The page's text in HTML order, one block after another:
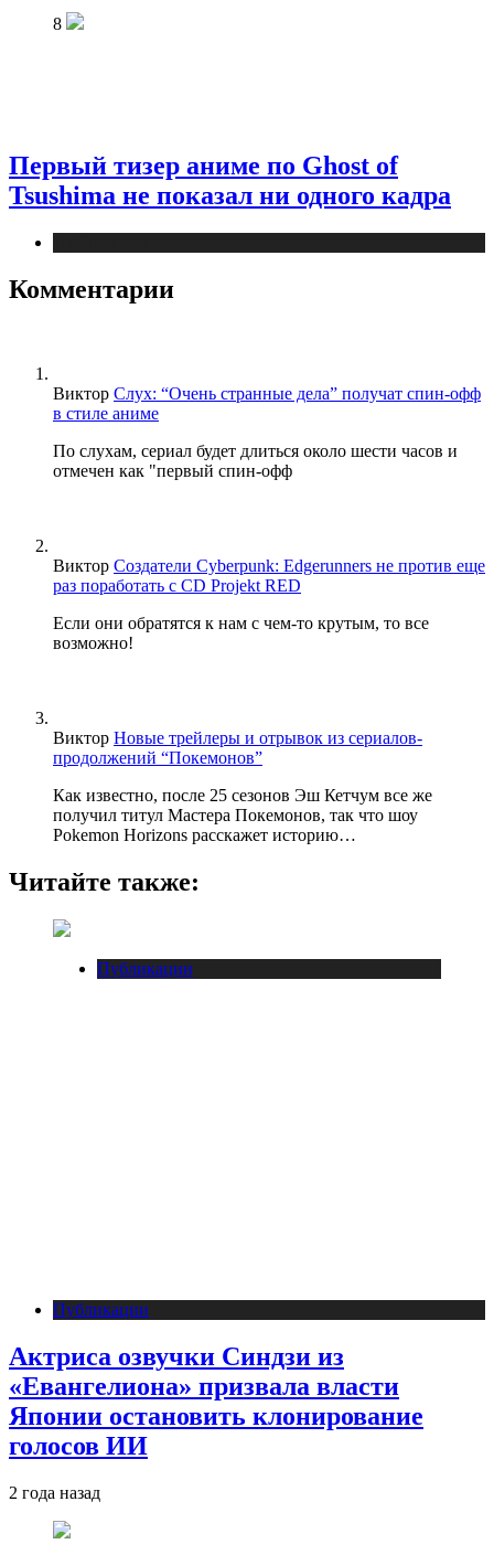
8
Первый тизер аниме по Ghost of
Tsushima не показал ни одного кадра
Комментарии
Виктор Слух: “Очень странные дела” получат спин-офф
в стиле аниме
По слухам, сериал будет длиться около шести часов и
отмечен как "первый спин-офф
Виктор Создатели Cyberpunk: Edgerunners не против еще
раз поработать с CD Projekt RED
Если они обратятся к нам с чем-то крутым, то все
возможно!
Виктор Новые трейлеры и отрывок из сериалов-
продолжений “Покемонов”
Как известно, после 25 сезонов Эш Кетчум все же
получил титул Мастера Покемонов, так что шоу
Pokemon Horizons расскажет историю…
Читайте также:
Публикации
Публикации
Актриса озвучки Синдзи из
«Евангелиона» призвала власти
Японии остановить клонирование
голосов ИИ
2 года назад